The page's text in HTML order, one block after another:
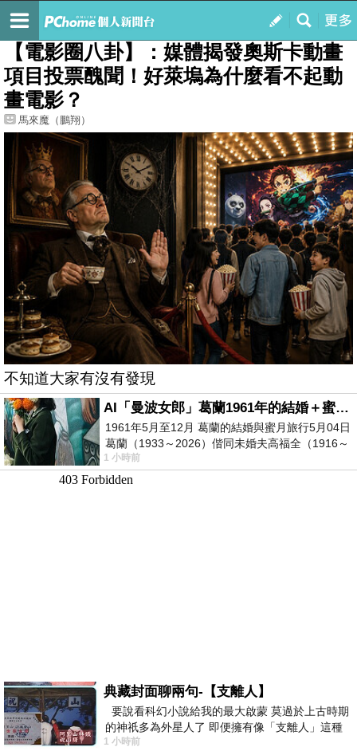
我的
最新文章
【電影圈八卦】：媒體揭發奧斯卡動畫
項目投票醜聞！好萊塢為什麼看不起動
畫電影？
馬來魔（鵬翔）
不知道大家有沒有發現
AI「曼波女郎」葛蘭1961年的結婚＋蜜月旅行 #戀上老電影 #葛蘭 #粟子
1961年5月至12月 葛蘭的結婚與蜜月旅行5月04日
葛蘭（1933～2026）偕同未婚夫高福全（1916～
2004）乘郵輪赴倫敦6月15日於英國倫敦St.S
1 小時前
典藏封面聊兩句-【支離人】
要說看科幻小說給我的最大啟蒙 莫過於上古時期
的神祇多為外星人了 即便擁有像「支離人」這種
驚世駭俗的神通法門 也未必讀
1 小時前